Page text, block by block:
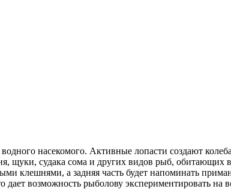
насекомого. Активные лопасти создают
щуки, судака сома и других видов рыб, обитающих
клешнями, а задняя часть будет напоминать
возможность рыболову экспериментировать